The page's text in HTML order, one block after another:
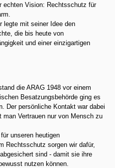
echten Vision: Rechtsschutz für
legte mit seiner Idee den
die bis heute von
und einer einzigartigen
die ARAG 1948 vor einem
Besatzungsbehörde ging es
Der persönliche Kontakt war dabei
Vertrauen nur von Mensch zu
unseren heutigen
Rechtsschutz sorgen wir dafür,
sind - damit sie ihre
nutzen können.